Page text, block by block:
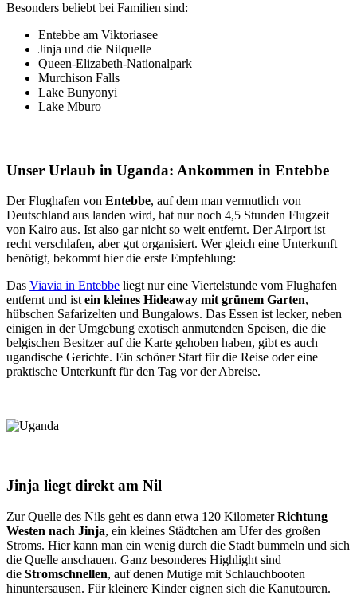
Besonders beliebt bei Familien sind:
Entebbe am Viktoriasee
Jinja und die Nilquelle
Queen-Elizabeth-Nationalpark
Murchison Falls
Lake Bunyonyi
Lake Mburo
Unser Urlaub in Uganda: Ankommen in Entebbe
Der Flughafen von Entebbe, auf dem man vermutlich von
Deutschland aus landen wird, hat nur noch 4,5 Stunden Flugzeit
von Kairo aus. Ist also gar nicht so weit entfernt. Der Airport ist
recht verschlafen, aber gut organisiert. Wer gleich eine Unterkunft
benötigt, bekommt hier die erste Empfehlung:
Das Viavia in Entebbe liegt nur eine Viertelstunde vom Flughafen
entfernt und ist ein kleines Hideaway mit grünem Garten,
hübschen Safarizelten und Bungalows. Das Essen ist lecker, neben
einigen in der Umgebung exotisch anmutenden Speisen, die die
belgischen Besitzer auf die Karte gehoben haben, gibt es auch
ugandische Gerichte. Ein schöner Start für die Reise oder eine
praktische Unterkunft für den Tag vor der Abreise.
Jinja liegt direkt am Nil
Zur Quelle des Nils geht es dann etwa 120 KilometerRichtung
Westen nach Jinja, ein kleines Städtchen am Ufer des großen
Stroms. Hier kann man ein wenig durch die Stadt bummeln und sich
die Quelle anschauen. Ganz besonderes Highlight sind
die Stromschnellen, auf denen Mutige mit Schlauchbooten
hinuntersausen. Für kleinere Kinder eignen sich die Kanutouren.